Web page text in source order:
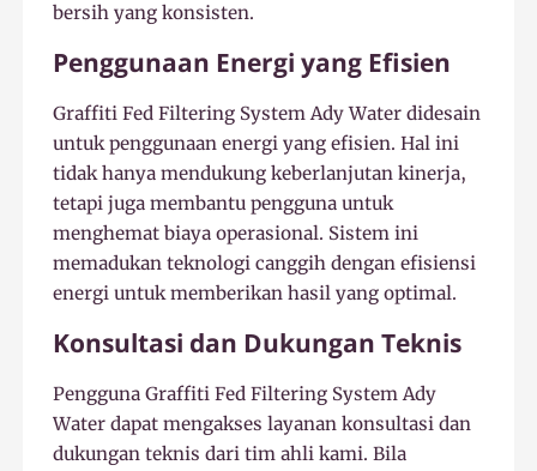
bersih yang konsisten.
Penggunaan Energi yang Efisien
Graffiti Fed Filtering System Ady Water didesain
untuk penggunaan energi yang efisien. Hal ini
tidak hanya mendukung keberlanjutan kinerja,
tetapi juga membantu pengguna untuk
menghemat biaya operasional. Sistem ini
memadukan teknologi canggih dengan efisiensi
energi untuk memberikan hasil yang optimal.
Konsultasi dan Dukungan Teknis
Pengguna Graffiti Fed Filtering System Ady
Water dapat mengakses layanan konsultasi dan
dukungan teknis dari tim ahli kami. Bila